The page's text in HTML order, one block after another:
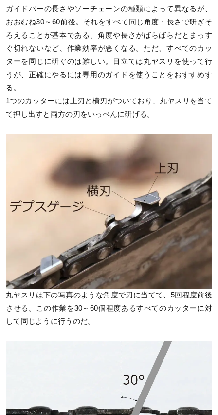
ガイドバーの長さやソーチェーンの種類によって異なるが、
おおむね30～60前後。それをすべて同じ角度・長さで研ぎそ
ろえることが基本である。角度や長さがばらばらだとまっす
ぐ切れないなど、作業効率が悪くなる。ただ、すべてのカッ
ターを同じに研ぐのは難しい。目立ては丸ヤスリを使って行
うが、正確にやるには専用のガイドを使うことをおすすめす
る。
1つのカッターには上刃と横刃がついており、丸ヤスリを当て
て押し出すと両方の刃をいっぺんに研げる。
丸ヤスリは下の写真のような角度で刃に当てて、5回程度前後
させる。この作業を30～60個程度あるすべてのカッターに対
して同じように行うのだ。